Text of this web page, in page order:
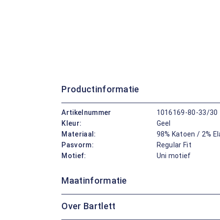
Productinformatie
Artikelnummer
1016169-80-33/30
Kleur:
Geel
Materiaal:
98% Katoen / 2%
Pasvorm:
Regular Fit
Motief:
Uni motief
Maatinformatie
Over Bartlett